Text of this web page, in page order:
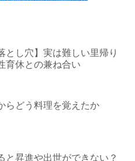
とし穴】実は難しい里帰り
育休との兼ね合い
らどう料理を覚えたか
と昇進や出世ができない？